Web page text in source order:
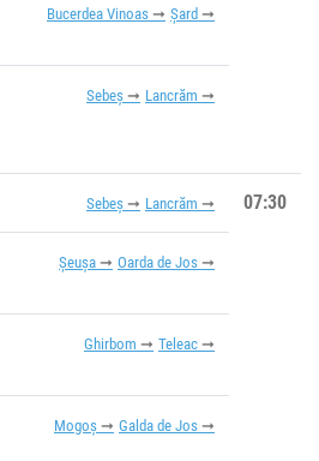
Bucerdea Vinoas Șard
Sebeș Lancrăm
Sebeș Lancrăm 07:30
Șeușa Oarda de Jos
Ghirbom Teleac
Mogoș Galda de Jos